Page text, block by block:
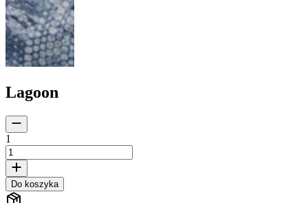
Lagoon
1
Do koszyka